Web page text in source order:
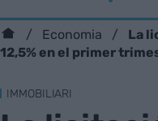
Economia
La
12,5% en el primer
IMMOBILIARI